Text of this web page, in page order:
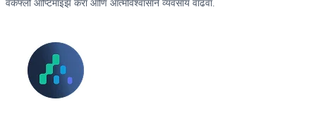
वर्कफ्लो ऑप्टिमाइझ करा आणि आत्मविश्वासाने व्यवसाय वाढवा.